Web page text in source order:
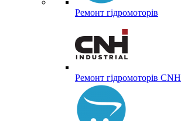
Ремонт гідромоторів
Ремонт гідромоторів CNH